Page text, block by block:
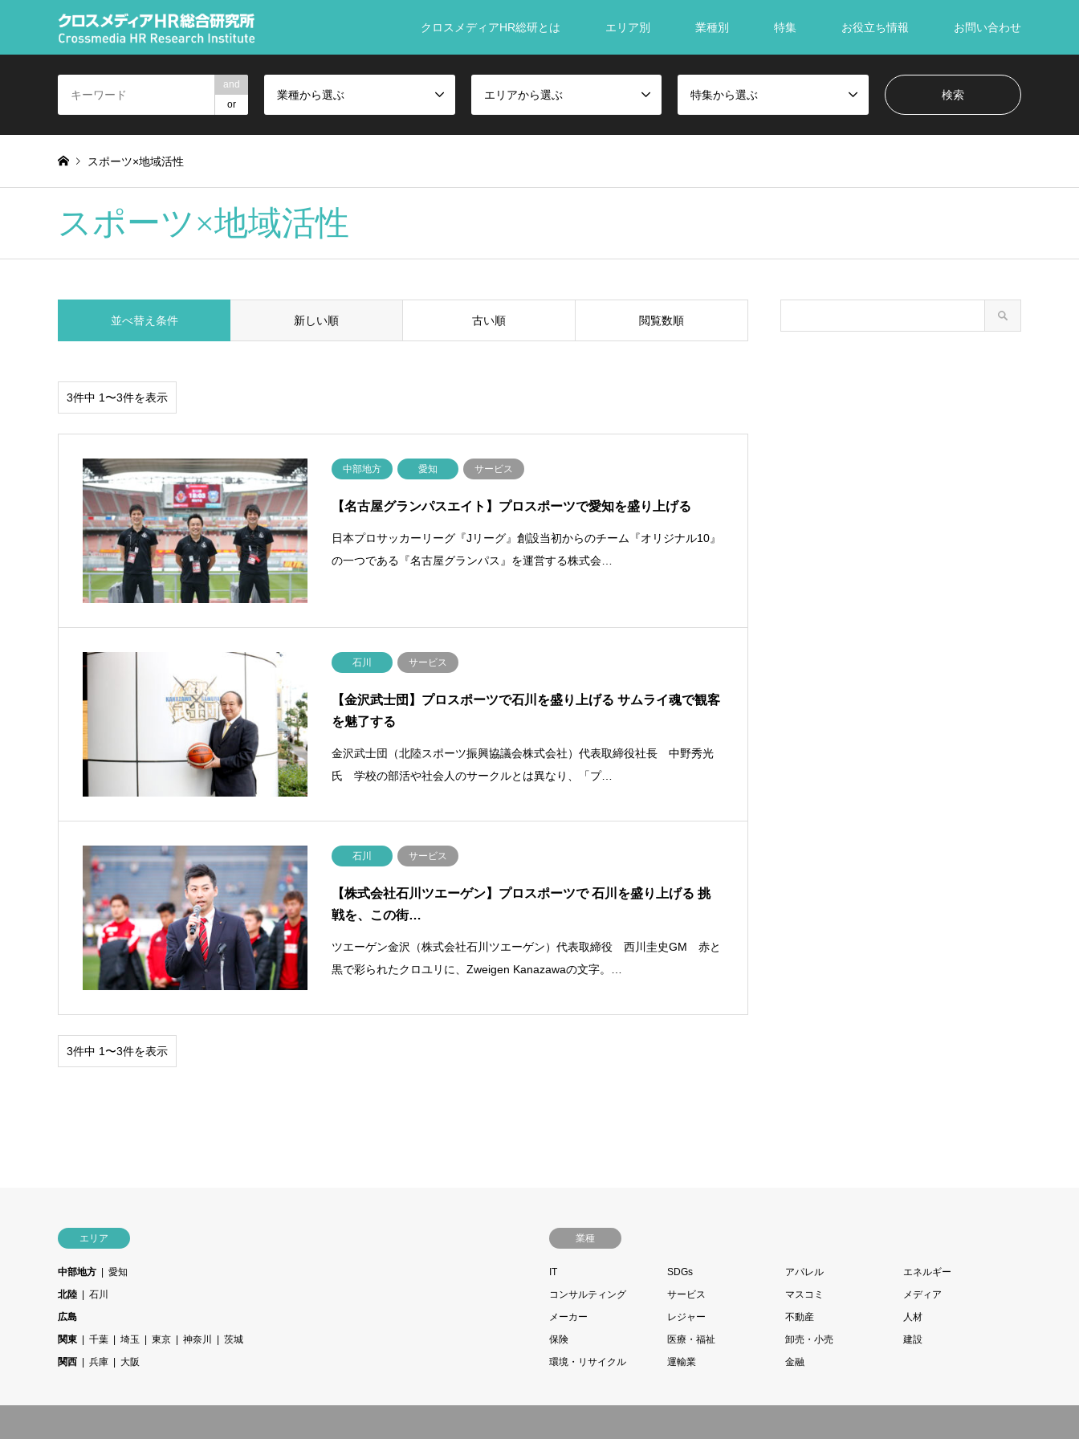
クロスメディアHR総研とは エリア別 業種別 特集 お役立ち情報 お問い合わせ
and
or
業種から選ぶ エリアから選ぶ 特集から選ぶ
スポーツ×地域活性
スポーツ×地域活性
並べ替え条件 新しい順 古い順 閲覧数順
3件中 1〜3件を表示
中部地方 愛知 サービス
【名古屋グランパスエイト】プロスポーツで愛知を盛り上げる
日本プロサッカーリーグ『Jリーグ』創設当初からのチーム『オリジナル10』
の一つである『名古屋グランパス』を運営する株式会…
石川 サービス
【金沢武士団】プロスポーツで石川を盛り上げる サムライ魂で観客
を魅了する
金沢武士団（北陸スポーツ振興協議会株式会社）代表取締役社長 中野秀光
氏 学校の部活や社会人のサークルとは異なり、「プ…
石川 サービス
【株式会社石川ツエーゲン】プロスポーツで 石川を盛り上げる 挑
戦を、この街…
ツエーゲン金沢（株式会社石川ツエーゲン）代表取締役 西川圭史GM 赤と
黒で彩られたクロユリに、Zweigen Kanazawaの文字。…
3件中 1〜3件を表示
エリア
中部地方
愛知
北陸
石川
広島
関東
千葉 埼玉 東京 神奈川
茨城
関西
兵庫 大阪
業種
IT SDGs アパレル
エネルギー
コンサルティング
サービス マスコミ
メディア
メーカー
レジャー 不動産
人材
保険
医療・福祉 卸売・小売
建設
環境・リサイクル
運輸業 金融